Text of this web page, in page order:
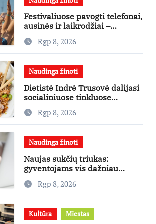
Festivaliuose pavogti telefonai,
ausinės ir laikrodžiai –
ekspertai primena apie
didžiausias finansines rizikas
Rgp 8, 2026
Naudinga žinoti
Dietistė Indrė Trusovė dalijasi
socialiniuose tinkluose
išpopuliarėjusiu lašišos salotų
receptuRgp 8, 2026
Naudinga žinoti
Naujas sukčių triukas:
gyventojams vis dažniau
skambina per „Viber“
Rgp 8, 2026
Kultūra Miestas